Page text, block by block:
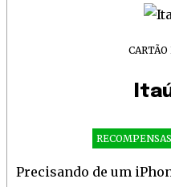
RECOMPENSAS
Precisando de um